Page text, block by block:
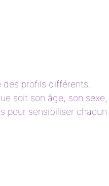
profils différents.
soit son âge, son sexe,
pour sensibiliser chacun